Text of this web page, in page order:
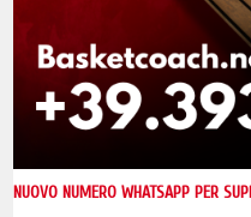
NUOVO NUMERO WHATSAPP PER